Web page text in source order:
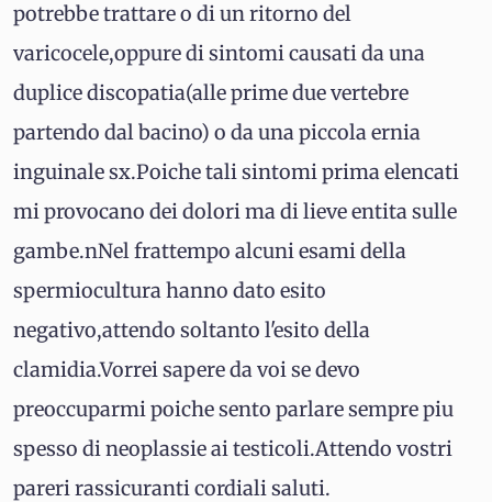
potrebbe trattare o di un ritorno del
varicocele,oppure di sintomi causati da una
duplice discopatia(alle prime due vertebre
partendo dal bacino) o da una piccola ernia
inguinale sx.Poiche tali sintomi prima elencati
mi provocano dei dolori ma di lieve entita sulle
gambe.nNel frattempo alcuni esami della
spermiocultura hanno dato esito
negativo,attendo soltanto l'esito della
clamidia.Vorrei sapere da voi se devo
preoccuparmi poiche sento parlare sempre piu
spesso di neoplassie ai testicoli.Attendo vostri
pareri rassicuranti cordiali saluti.